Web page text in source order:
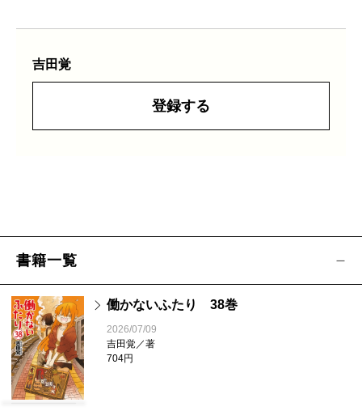
吉田覚
登録する
書籍一覧
働かないふたり 38巻
2026/07/09
吉田覚／著
704円